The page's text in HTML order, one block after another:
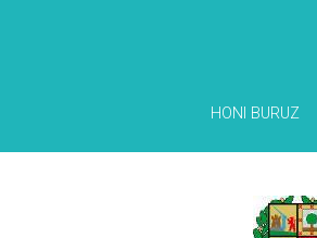
HONI BURUZ